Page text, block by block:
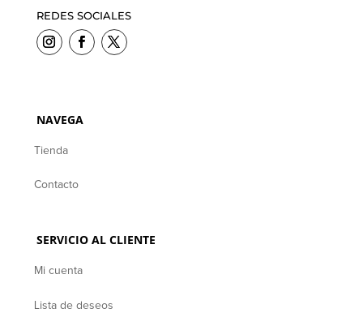
REDES SOCIALES
NAVEGA
Tienda
Contacto
SERVICIO AL CLIENTE
Mi cuenta
Lista de deseos